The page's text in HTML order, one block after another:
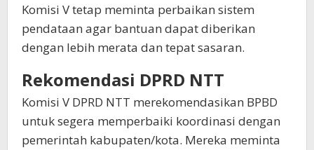
Komisi V tetap meminta perbaikan sistem
pendataan agar bantuan dapat diberikan
dengan lebih merata dan tepat sasaran.
Rekomendasi DPRD NTT
Komisi V DPRD NTT merekomendasikan BPBD
untuk segera memperbaiki koordinasi dengan
pemerintah kabupaten/kota. Mereka meminta